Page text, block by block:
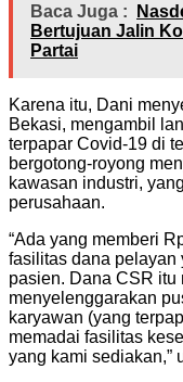
Baca Juga :
Bertujuan Jalin
Partai
Karena itu, Dani
Bekasi, mengambil
terpapar Covid-19 di
bergotong-royong
kawasan industri,
perusahaan.
“Ada yang memberi
fasilitas dana pelayan
pasien. Dana CSR
menyelenggarakan
karyawan (yang
memadai fasilitas
yang kami sediakan,”